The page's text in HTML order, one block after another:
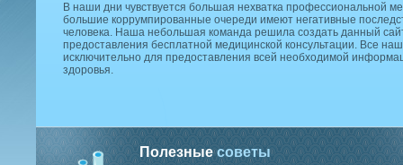
В наши дни чувствуется большая нехватка профессиональной
большие коррумпированные очереди имеют негативные
человека. Наша небольшая команда решила создать данный
предоставления бесплатной медицинской консультации. Все
исключительно для предоставления всей необходимой
здоровья.
Полезныесоветы